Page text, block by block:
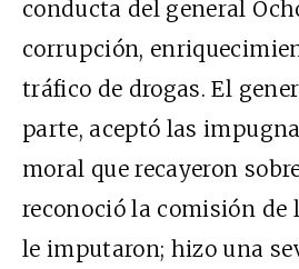
conducta del general
corrupción,
tráfico de drogas. El
parte, aceptó las
moral que recayeron
reconoció la comisión de
le imputaron; hizo una